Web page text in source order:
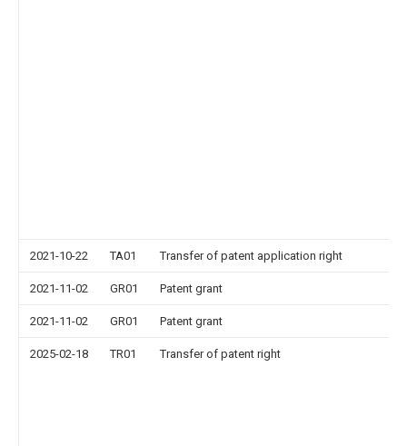
2021-10-22 TA01 Transfer of patent application right
2021-11-02 GR01 Patent grant
2021-11-02 GR01 Patent grant
2025-02-18 TR01 Transfer of patent right